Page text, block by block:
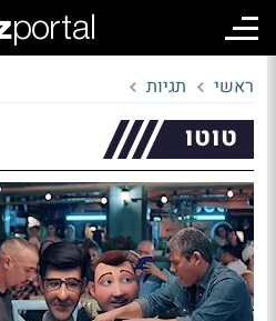
ראשי תגיות
טוטו